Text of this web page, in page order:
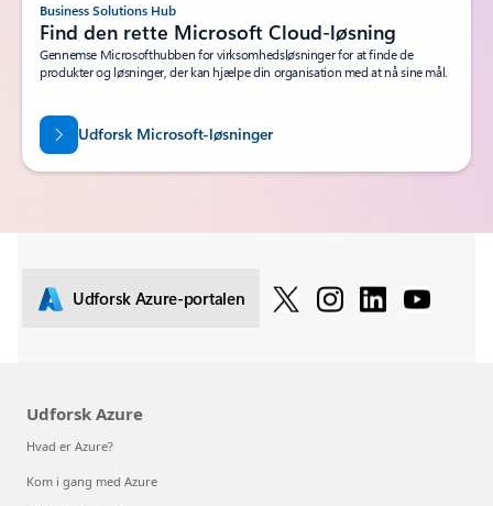
Business Solutions Hub
Find den rette Microsoft Cloud-løsning
Gennemse Microsofthubben for virksomhedsløsninger for at finde de
produkter og løsninger, der kan hjælpe din organisation med at nå sine mål.
Udforsk Microsoft-løsninger
Udforsk Azure-portalen
Udforsk Azure
Hvad er Azure?
Kom i gang med Azure